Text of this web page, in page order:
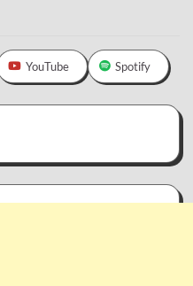
YouTube Spotify